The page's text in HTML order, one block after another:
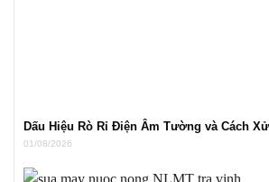
Dấu Hiệu Rò Rỉ Điện Âm Tường và Cách
01/08/2026